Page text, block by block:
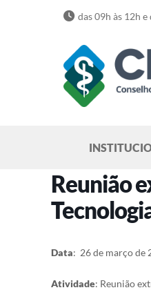
das 09h às 12h e
Reunião
Data: 26 de março de
Atividade: Reunião